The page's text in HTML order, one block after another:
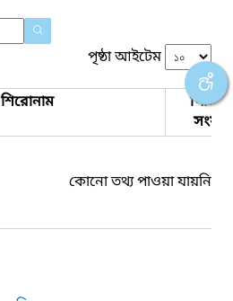
পৃষ্ঠা আইটেম
শিরোনাম
কোনো তথ্য পাওয়া যায়নি।